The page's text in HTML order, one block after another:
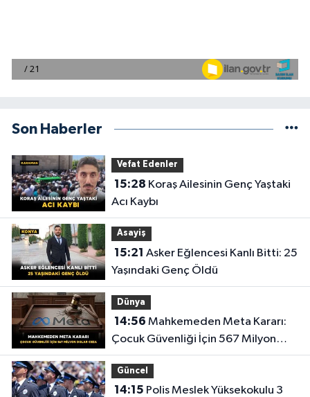
Son Haberler
Vefat Edenler
15:28
Acı Kaybı
Asayiş
15:21
Yaşındaki Genç Öldü
Dünya
14:56
Çocuk Güvenliği İçin 567 Milyon
Dolar Ceza
Güncel
14:15